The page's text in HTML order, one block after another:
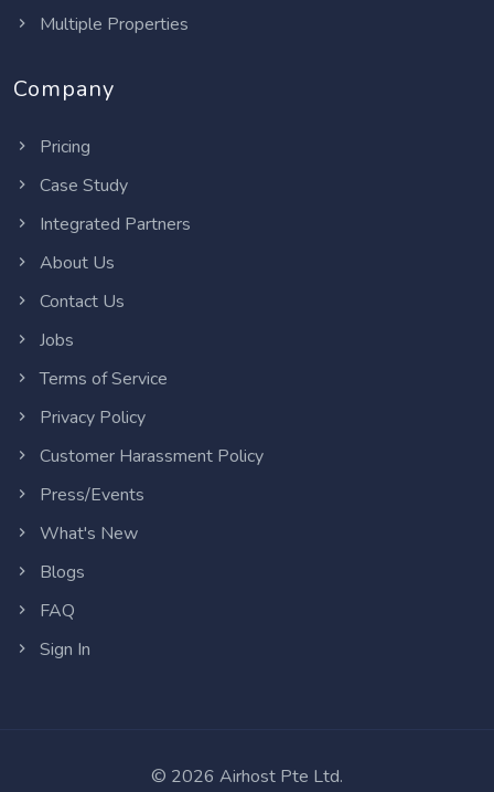
Multiple Properties
Company
Pricing
Case Study
Integrated Partners
About Us
Contact Us
Jobs
Terms of Service
Privacy Policy
Customer Harassment Policy
Press/Events
What's New
Blogs
FAQ
Sign In
© 2026 Airhost Pte Ltd.